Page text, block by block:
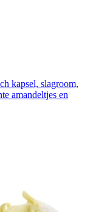
kapsel, slagroom,
amandeltjes en